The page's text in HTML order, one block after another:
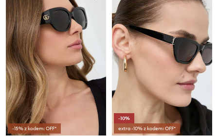
-15% z kodem: OFF*
-10%
extra -10% z kodem: OFF*